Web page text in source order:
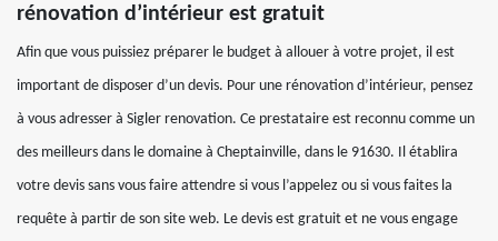
rénovation d’intérieur est gratuit
Afin que vous puissiez préparer le budget à allouer à votre projet, il est
important de disposer d’un devis. Pour une rénovation d’intérieur, pensez
à vous adresser à Sigler renovation. Ce prestataire est reconnu comme un
des meilleurs dans le domaine à Cheptainville, dans le 91630. Il établira
votre devis sans vous faire attendre si vous l’appelez ou si vous faites la
requête à partir de son site web. Le devis est gratuit et ne vous engage